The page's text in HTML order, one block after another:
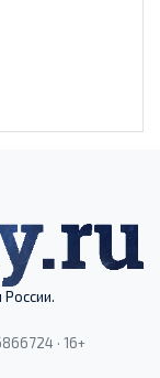
· 16+